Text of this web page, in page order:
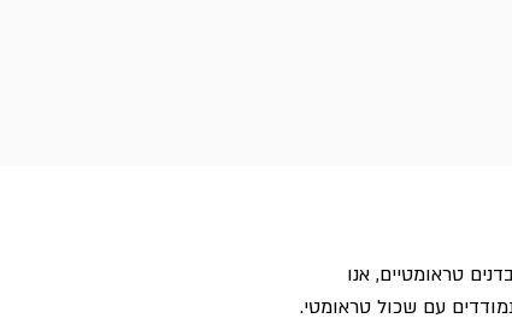
טראומטיים, אנו
עם שכול טראומטי.